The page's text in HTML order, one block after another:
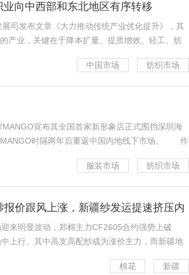
中国市场 纺织市场
向中西部和东北地区有序转移
司发布文章《大力推动传统产业优化提升》，其
产业，关键在于降本扩量、提质增效。轻工、纺
五五”时期将引导轻工、纺织等产
服装市场 纺织市场
宣布其全国首家新形象店正式围挡深圳海
MANGO时隔两年后重返中国内地线下市场。 作
市场开放，越来越多
棉花 新疆
价跟风上涨，新疆纱发运提速挤压内
明显波动，郑棉主力CF2605合约强势上破
上行。其中高支高配纱成为涨价主力，而新疆地
、山东、江苏等多地纺企及